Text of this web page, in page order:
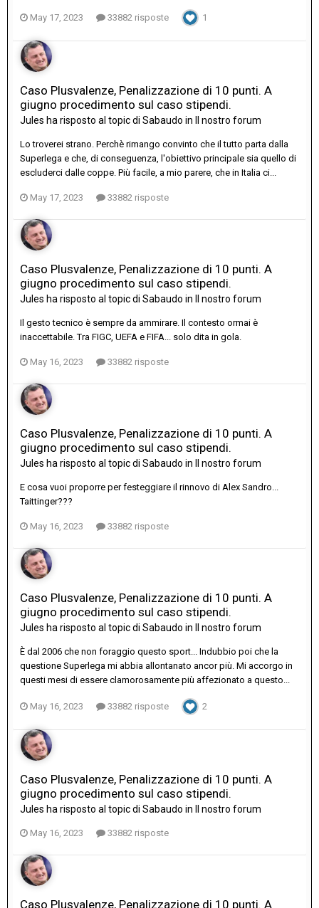
May 17, 2023 33882 risposte 1
Caso Plusvalenze, Penalizzazione di 10 punti. A
giugno procedimento sul caso stipendi.
Jules ha risposto al topic di Sabaudo in Il nostro forum
Lo troverei strano. Perchè rimango convinto che il tutto parta dalla
Superlega e che, di conseguenza, l'obiettivo principale sia quello di
escluderci dalle coppe. Più facile, a mio parere, che in Italia ci...
May 17, 2023 33882 risposte
Caso Plusvalenze, Penalizzazione di 10 punti. A
giugno procedimento sul caso stipendi.
Jules ha risposto al topic di Sabaudo in Il nostro forum
Il gesto tecnico è sempre da ammirare. Il contesto ormai è
inaccettabile. Tra FIGC, UEFA e FIFA... solo dita in gola.
May 16, 2023 33882 risposte
Caso Plusvalenze, Penalizzazione di 10 punti. A
giugno procedimento sul caso stipendi.
Jules ha risposto al topic di Sabaudo in Il nostro forum
E cosa vuoi proporre per festeggiare il rinnovo di Alex Sandro...
Taittinger???
May 16, 2023 33882 risposte
Caso Plusvalenze, Penalizzazione di 10 punti. A
giugno procedimento sul caso stipendi.
Jules ha risposto al topic di Sabaudo in Il nostro forum
È dal 2006 che non foraggio questo sport... Indubbio poi che la
questione Superlega mi abbia allontanato ancor più. Mi accorgo in
questi mesi di essere clamorosamente più affezionato a questo...
May 16, 2023 33882 risposte 2
Caso Plusvalenze, Penalizzazione di 10 punti. A
giugno procedimento sul caso stipendi.
Jules ha risposto al topic di Sabaudo in Il nostro forum
May 16, 2023 33882 risposte
Caso Plusvalenze, Penalizzazione di 10 punti. A